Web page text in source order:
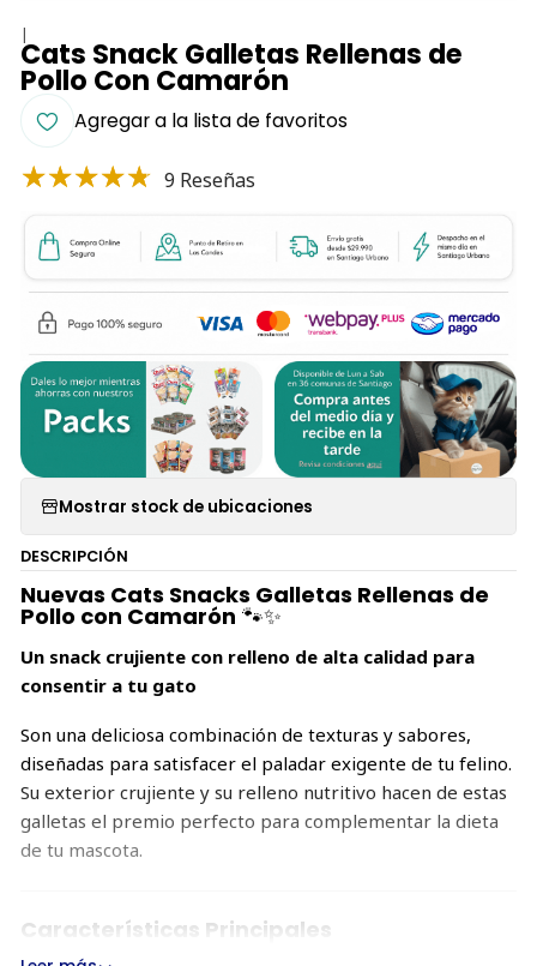
|
Cats Snack Galletas Rellenas de
Pollo Con Camarón
Agregar a la lista de favoritos
9 Reseñas
Mostrar stock de ubicaciones
DESCRIPCIÓN
Nuevas Cats Snacks Galletas Rellenas de
Pollo con Camarón 🐾✨
Un snack crujiente con relleno de alta calidad para
consentir a tu gato
Son una deliciosa combinación de texturas y sabores,
diseñadas para satisfacer el paladar exigente de tu felino.
Su exterior crujiente y su relleno nutritivo hacen de estas
galletas el premio perfecto para complementar la dieta
de tu mascota.
Características Principales